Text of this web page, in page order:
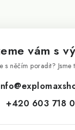
vám s
s něčím poradit? Jsme
@
+420 603 718